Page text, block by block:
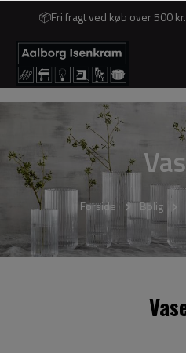
📦Fri fragt ved køb over 500
Forside Bolig